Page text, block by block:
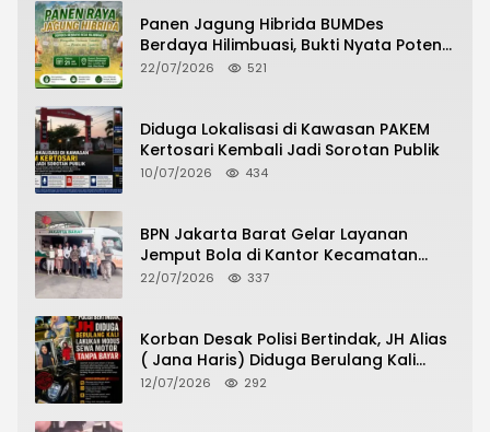
Panen Jagung Hibrida BUMDes
Berdaya Hilimbuasi, Bukti Nyata Potensi
Pertanian Desa
22/07/2026 521
Diduga Lokalisasi di Kawasan PAKEM
Kertosari Kembali Jadi Sorotan Publik
10/07/2026 434
BPN Jakarta Barat Gelar Layanan
Jemput Bola di Kantor Kecamatan
Grogol Petamburan, Warga Antusias
22/07/2026 337
Korban Desak Polisi Bertindak, JH Alias
( Jana Haris) Diduga Berulang Kali
Lakukan Modus Sewa Motor Tanpa
12/07/2026 292